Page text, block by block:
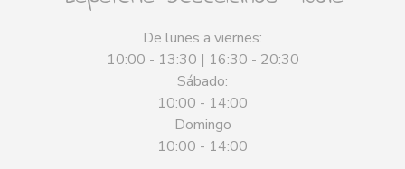
De lunes a viernes:
10:00 - 13:30 | 16:30 - 20:30
Sábado:
10:00 - 14:00
Domingo
10:00 - 14:00